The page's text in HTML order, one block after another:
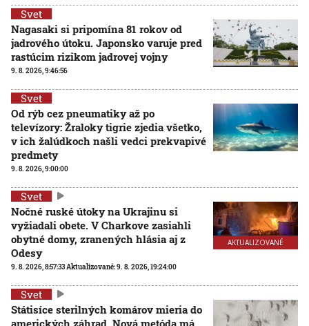
Svet
Nagasaki si pripomína 81 rokov od
jadrového útoku. Japonsko varuje pred
rastúcim rizikom jadrovej vojny
9. 8. 2026, 9:46:56
Svet
Od rýb cez pneumatiky až po
televízory: Žraloky tigrie zjedia všetko,
v ich žalúdkoch našli vedci prekvapivé
predmety
9. 8. 2026, 9:00:00
AKTUALIZOVANÉ
Svet
Nočné ruské útoky na Ukrajinu si
vyžiadali obete. V Charkove zasiahli
obytné domy, zranených hlásia aj z
Odesy
9. 8. 2026, 8:57:33Aktualizované:9. 8. 2026, 19:24:00
Svet
Státisíce sterilných komárov mieria do
amerických záhrad. Nová metóda má